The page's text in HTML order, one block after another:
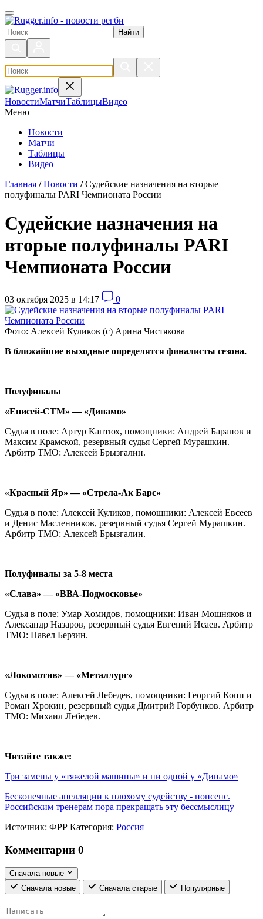
Поиск по сайту
НовостиМатчиТаблицыВидео
Меню
Новости
Матчи
Таблицы
Видео
Главная / Новости / Судейские назначения на вторые
полуфиналы PARI Чемпионата России
Судейские назначения на
вторые полуфиналы PARI
Чемпионата России
03 октября 2025 в 14:17 0
Фото: Алексей Куликов (с) Арина Чистякова
В ближайшие выходные определятся финалисты сезона.
Полуфиналы
«Енисей-СТМ» — «Динамо»
Судья в поле: Артур Каптюх, помощники: Андрей Баранов и
Максим Крамской, резервный судья Сергей Мурашкин.
Арбитр ТМО: Алексей Брызгалин.
«Красный Яр» — «Стрела-Ак Барс»
Судья в поле: Алексей Куликов, помощники: Алексей Евсеев
и Денис Масленников, резервный судья Сергей Мурашкин.
Арбитр ТМО: Алексей Брызгалин.
Полуфиналы за 5-8 места
«Слава» — «ВВА-Подмосковье»
Судья в поле: Умар Хомидов, помощники: Иван Мошняков и
Александр Назаров, резервный судья Евгений Исаев. Арбитр
ТМО: Павел Берзин.
«Локомотив» — «Металлург»
Судья в поле: Алексей Лебедев, помощники: Георгий Копп и
Роман Хрокин, резервный судья Дмитрий Горбунков. Арбитр
ТМО: Михаил Лебедев.
Читайте также:
Три замены у «тяжелой машины» и ни одной у «Динамо»
Бесконечные апелляции к плохому судейству - нонсенс.
Российским тренерам пора прекращать эту бессмыслицу
Источник: ФРР Категория: Россия
Комментарии 0
Сначала новые
Сначала новые
Сначала старые Популярные